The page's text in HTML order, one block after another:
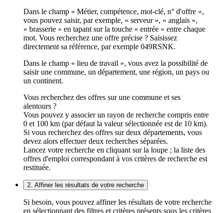
Dans le champ « Métier, compétence, mot-clé, n° d'offre »,
vous pouvez saisir, par exemple, « serveur », « anglais »,
« brasserie » en tapant sur la touche « entrée » entre chaque
mot. Vous recherchez une offre précise ? Saisissez
directement sa référence, par exemple 049RSNK.
Dans le champ « lieu de travail », vous avez la possibilité de
saisir une commune, un département, une région, un pays ou
un continent.
Vous recherchez des offres sur une commune et ses
alentours ?
Vous pouvez y associer un rayon de recherche compris entre
0 et 100 km (par défaut la valeur sélectionnée est de 10 km).
Si vous recherchez des offres sur deux départements, vous
devez alors effectuer deux recherches séparées.
Lancez votre recherche en cliquant sur la loupe ; la liste des
offres d'emploi correspondant à vos critères de recherche est
restituée.
2. Affiner les résultats de votre recherche
Si besoin, vous pouvez affiner les résultats de votre recherche
en sélectionnant des filtres et critères présents sous les critères